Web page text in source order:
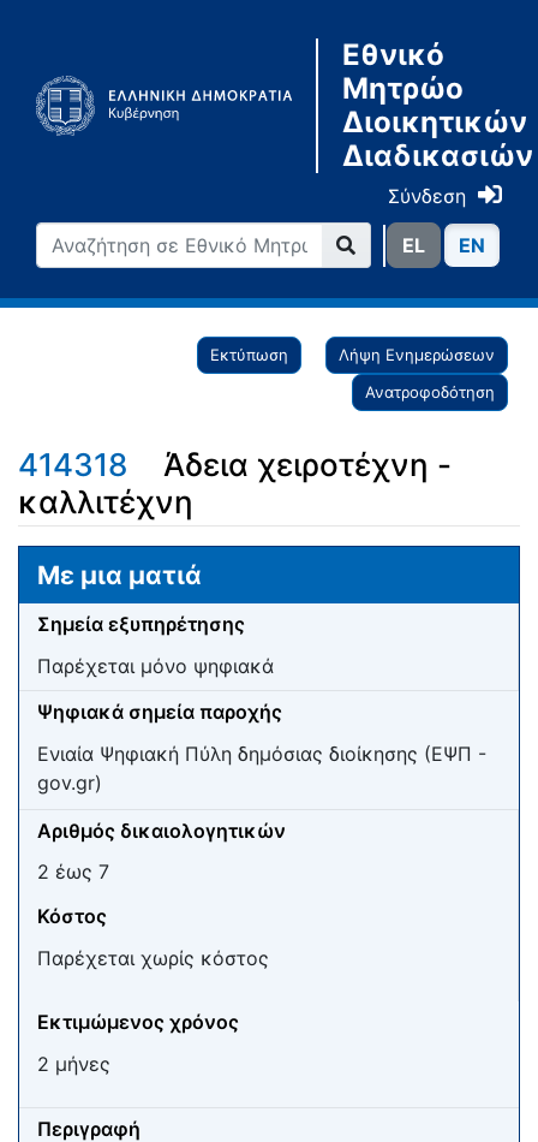
Εθνικό
Μητρώο
Διοικητικών
Διαδικασιών
Σύνδεση
ΕL ΕN
Εκτύπωση
Λήψη Ενημερώσεων
Ανατροφοδότηση
414318
Άδεια χειροτέχνη -
καλλιτέχνη
Μετάβαση σε: πλοήγηση
Με μια ματιά
Σημεία εξυπηρέτησης
Παρέχεται μόνο ψηφιακά
Ψηφιακά σημεία παροχής
Ενιαία Ψηφιακή Πύλη δημόσιας διοίκησης (ΕΨΠ -
gov.gr)
Αριθμός δικαιολογητικών
2 έως 7
Κόστος
Παρέχεται χωρίς κόστος
Εκτιμώμενος χρόνος
2 μήνες
Περιγραφή